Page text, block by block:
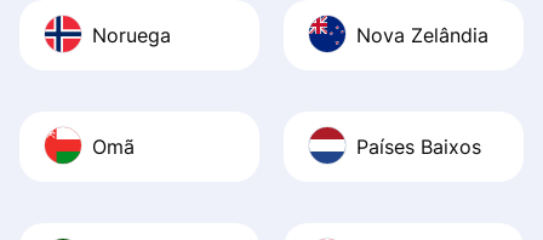
Noruega Nova Zelândia
Omã Países Baixos